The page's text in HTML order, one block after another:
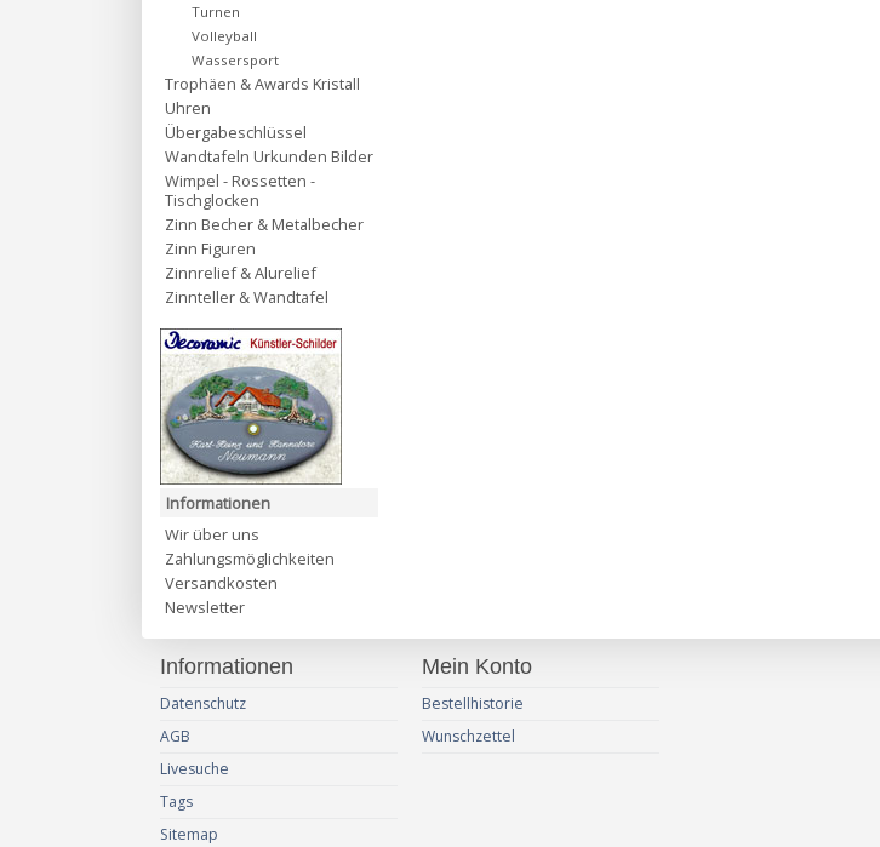
Turnen
Volleyball
Wassersport
Trophäen & Awards Kristall
Uhren
Übergabeschlüssel
Wandtafeln Urkunden Bilder
Wimpel - Rossetten -
Tischglocken
Zinn Becher & Metalbecher
Zinn Figuren
Zinnrelief & Alurelief
Zinnteller & Wandtafel
Informationen
Wir über uns
Zahlungsmöglichkeiten
Versandkosten
Newsletter
Informationen
Datenschutz
AGB
Livesuche
Tags
Sitemap
Mein Konto
Bestellhistorie
Wunschzettel